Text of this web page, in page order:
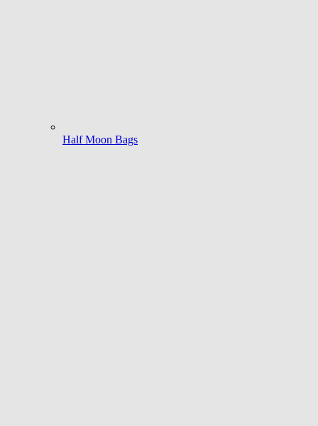
Half Moon Bags